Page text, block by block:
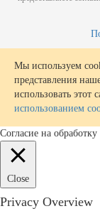
Мы используем
представления
использовать этот
использованием
Согласие на
Close
Privacy Overview